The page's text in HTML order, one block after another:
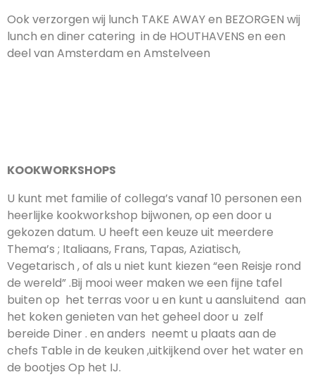
Ook verzorgen wij lunch TAKE AWAY en BEZORGEN wij
lunch en diner catering in de HOUTHAVENS en een
deel van Amsterdam en Amstelveen
KOOKWORKSHOPS
U kunt met familie of collega’s vanaf 10 personen een
heerlijke kookworkshop bijwonen, op een door u
gekozen datum. U heeft een keuze uit meerdere
Thema’s ; Italiaans, Frans, Tapas, Aziatisch,
Vegetarisch , of als u niet kunt kiezen “een Reisje rond
de wereld” .Bij mooi weer maken we een fijne tafel
buiten op het terras voor u en kunt u aansluitend aan
het koken genieten van het geheel door u zelf
bereide Diner . en anders neemt u plaats aan de
chefs Table in de keuken ,uitkijkend over het water en
de bootjes Op het IJ.